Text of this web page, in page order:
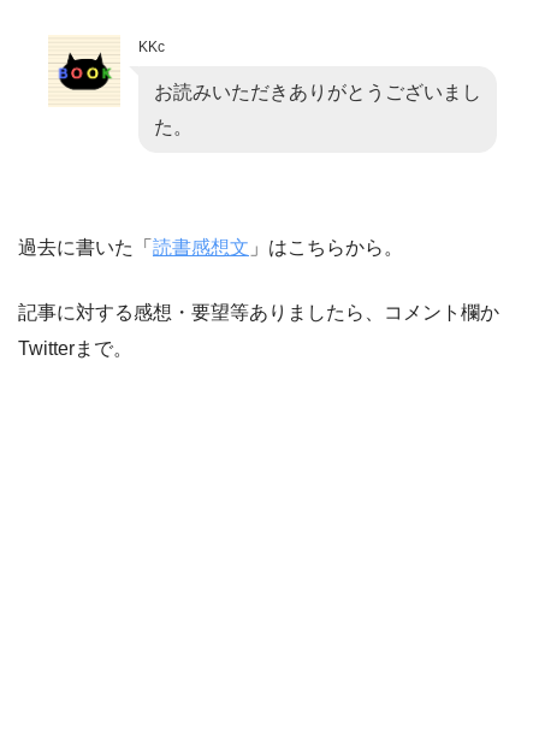
KKc
お読みいただきありがとうございまし
た。
過去に書いた「 読書感想文 」はこちらから。
記事に対する感想・要望等ありましたら、コメント欄か
Twitterまで。